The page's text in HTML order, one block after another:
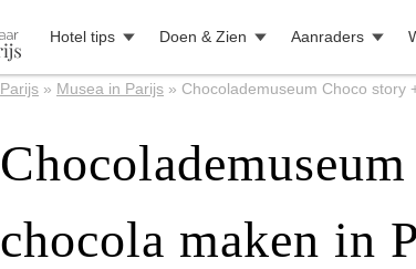
Hotel tips Doen & Zien Aanraders
Parijs » Musea in Parijs » Chocolademuseum Choco story
chocola maken in